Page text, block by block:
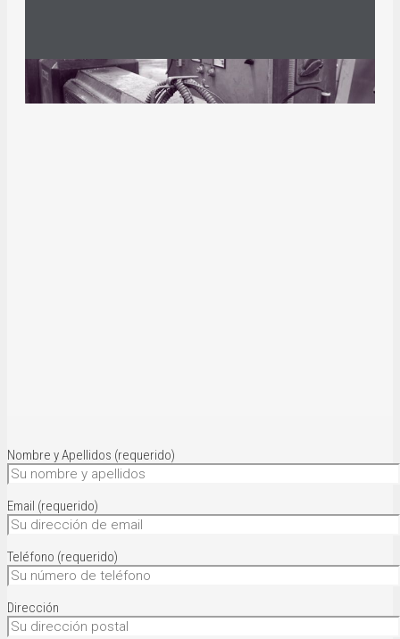
Nombre y Apellidos (requerido)
Email (requerido)
Teléfono (requerido)
Dirección